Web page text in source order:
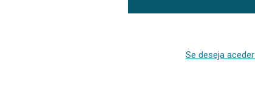
Se deseja